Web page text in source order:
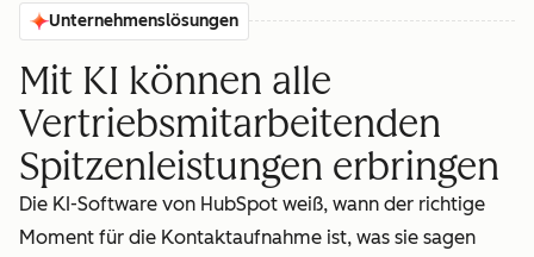
Unternehmenslösungen
Mit KI können alle
Vertriebsmitarbeitenden
Spitzenleistungen erbringen
Die KI-Software von HubSpot weiß, wann der richtige
Moment für die Kontaktaufnahme ist, was sie sagen